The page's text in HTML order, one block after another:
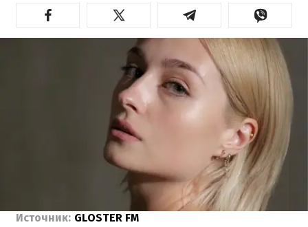
Источник: GLOSTER FM